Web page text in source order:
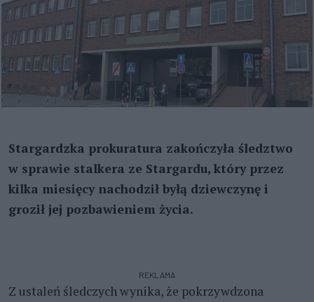
Stargardzka prokuratura zakończyła śledztwo
w sprawie stalkera ze Stargardu, który przez
kilka miesięcy nachodził byłą dziewczynę i
groził jej pozbawieniem życia.
REKLAMA
Z ustaleń śledczych wynika, że pokrzywdzona